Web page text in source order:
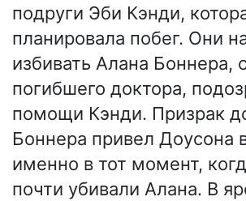
подруги Эби Кэнди,
планировала побег. Они
избивать Алана Боннера,
погибшего доктора,
помощи Кэнди. Призрак
Боннера привел Доусона
именно в тот момент,
почти убивали Алана. В